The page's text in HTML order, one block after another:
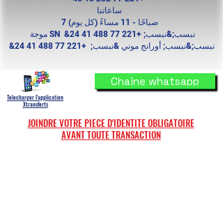
7 صباحًا - 11 مساءً (كل يوم)
موجة SN &نبسب;&نبسب; +221 77 488 41 24
&نبسب;&نبسب; أورانج موني &نبسب;+221 77 488 41 24
Telecharger l'application
Xtransferts
Chaine whatsapp
JOINDRE VOTRE PIECE D'IDENTITE OBLIGATOIRE
AVANT TOUTE TRANSACTION